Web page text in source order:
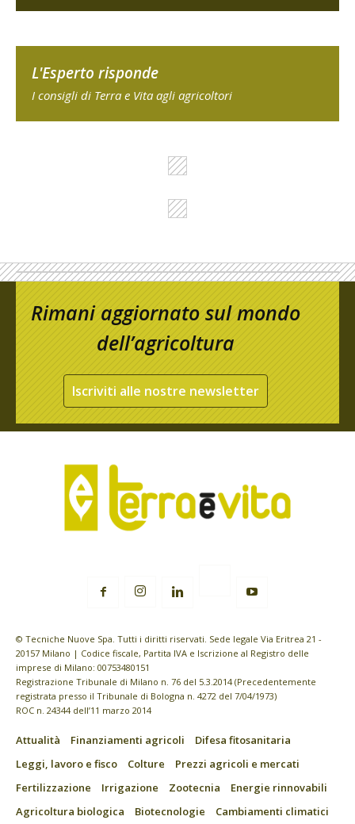
L'Esperto risponde
I consigli di Terra e Vita agli agricoltori
Rimani aggiornato sul mondo
dell’agricoltura
Iscriviti alle nostre newsletter
© Tecniche Nuove Spa. Tutti i diritti riservati. Sede legale Via Eritrea 21 -
20157 Milano | Codice fiscale, Partita IVA e Iscrizione al Registro delle
imprese di Milano: 00753480151
Registrazione Tribunale di Milano n. 76 del 5.3.2014 (Precedentemente
registrata presso il Tribunale di Bologna n. 4272 del 7/04/1973)
ROC n. 24344 dell’11 marzo 2014
Attualità Finanziamenti agricoli
Difesa fitosanitaria
Leggi, lavoro e fisco
Colture
Prezzi agricoli e mercati
Fertilizzazione
Irrigazione Zootecnia
Energie rinnovabili
Agricoltura biologica
Biotecnologie
Cambiamenti climatici